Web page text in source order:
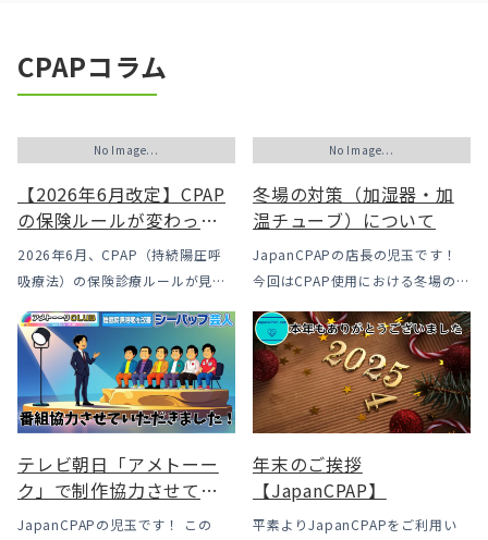
CPAPコラム
No Image...
【2026年6月改定】CPAP
の保険ルールが変わった
｜CPAPが使えなくなるか
も？変更のメリット・デ
う選択肢
2026年6月、CPAP（持続陽圧呼
吸療法）の保険診療ルールが見直
ルは下がった一方で、「続ける」
ための条件はこれまでより厳しく
なっています。この記事では、何
がどう変わったのかを患者様の立
場で […]
No Image...
冬場の対策（加湿器・加
温チューブ）について
JapanCPAPの店長の児玉です！
今回はCPAP使用における冬場のよ
露」についてのお話をさせて頂き
ます。 我々の拠点の北陸はCPAP
使用時に「乾燥・寒さ・結露」が
起こりやすい地域です、その […]
テレビ朝日「アメトーー
ク」で制作協力させてい
ただきました
JapanCPAPの児玉です！ この
年末のご挨拶
【JapanCPAP】
平素よりJapanCPAPをご利用い